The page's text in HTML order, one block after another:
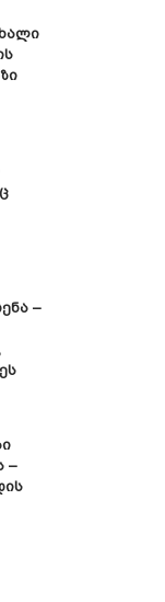
Შედეგები
–
–